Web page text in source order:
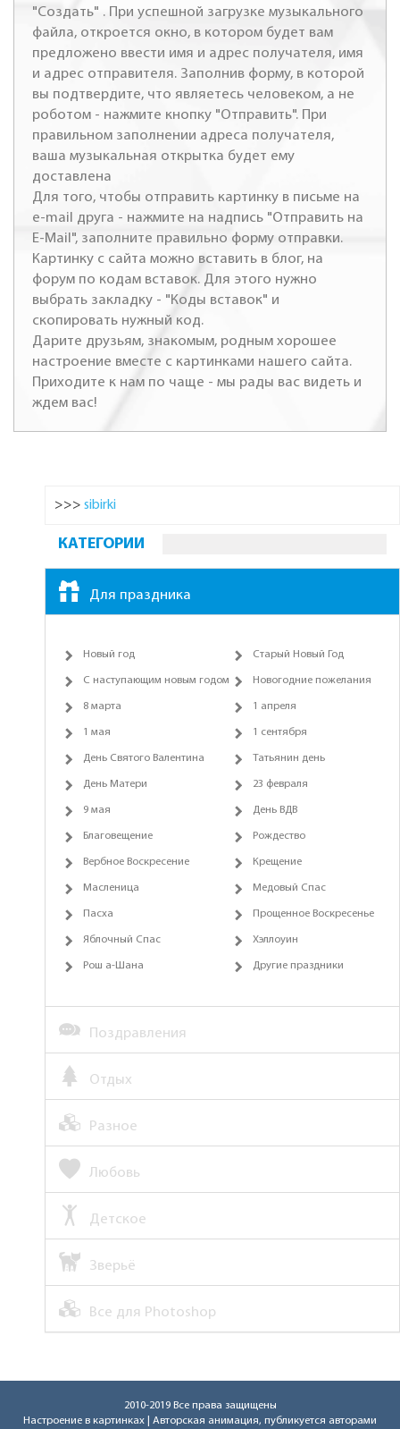
"Создать" . При успешной загрузке музыкального
файла, откроется окно, в котором будет вам
предложено ввести имя и адрес получателя, имя
и адрес отправителя. Заполнив форму, в которой
вы подтвердите, что являетесь человеком, а не
роботом - нажмите кнопку "Отправить". При
правильном заполнении адреса получателя,
ваша музыкальная открытка будет ему
доставлена
Для того, чтобы отправить картинку в письме на
e-mail друга - нажмите на надпись "Отправить на
E-Mail", заполните правильно форму отправки.
Картинку с сайта можно вставить в блог, на
форум по кодам вставок. Для этого нужно
выбрать закладку - "Коды вставок" и
скопировать нужный код.
Дарите друзьям, знакомым, родным хорошее
настроение вместе с картинками нашего сайта.
Приходите к нам по чаще - мы рады вас видеть и
ждем вас!
>>> sibirki
КАТЕГОРИИ
Для праздника
Новый год Старый Новый Год
С наступающим новым годом Новогодние пожелания
8 марта 1 апреля
1 мая 1 сентября
День Святого Валентина Татьянин день
День Матери 23 февраля
9 мая День ВДВ
Благовещение Рождество
Вербное Воскресение Крещение
Масленица Медовый Спас
Пасха Прощенное Воскресенье
Яблочный Спас Хэллоуин
Рош а-Шана Другие праздники
Поздравления
Отдых
Разное
Любовь
Детское
Зверьё
Все для Photoshop
2010-2019 Все права защищены
Настроение в картинках | Авторская анимация, публикуется авторами